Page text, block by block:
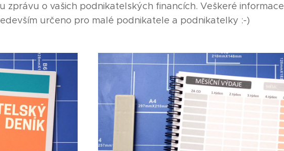
zprávu o vašich podnikatelských financích. Veškeré informace
určeno pro malé podnikatele a podnikatelky :-)